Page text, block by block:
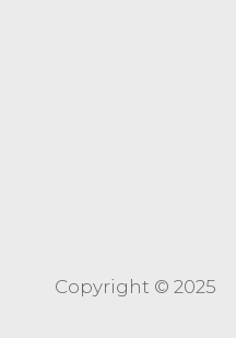
Copyright © 2025